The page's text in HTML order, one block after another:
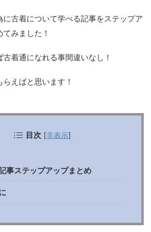
に古着について学べる記事をステップア
みました！
着通になれる事間違いなし！
えばと思います！
目次 [非表示]
事ステップアップまとめ